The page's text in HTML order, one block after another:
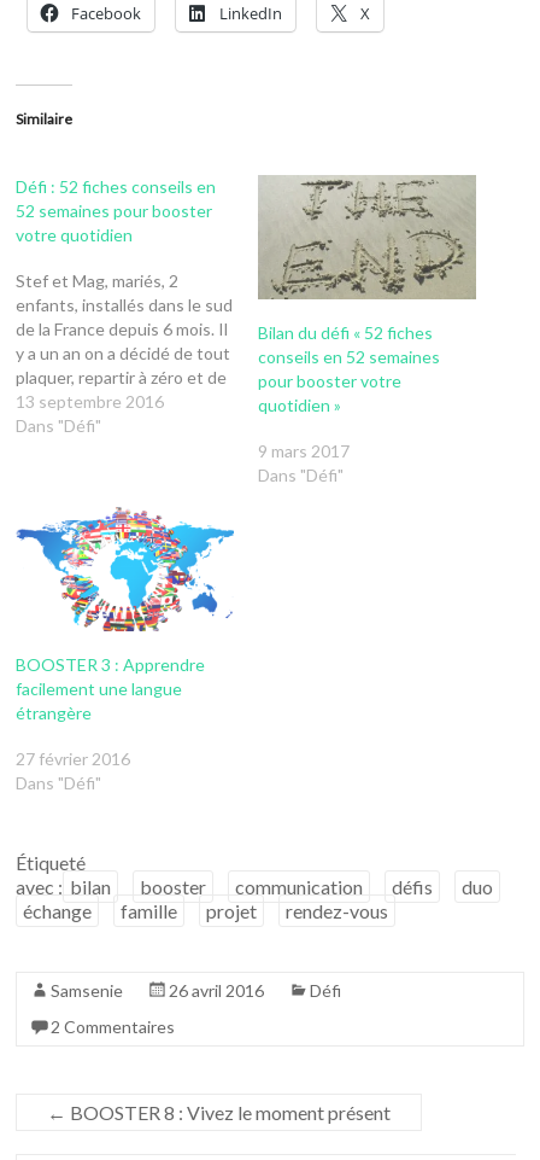
Facebook LinkedIn X
Similaire
Défi : 52 fiches conseils en
52 semaines pour booster
votre quotidien
Stef et Mag, mariés, 2
enfants, installés dans le sud
de la France depuis 6 mois. Il
y a un an on a décidé de tout
plaquer, repartir à zéro et de
nous installer à 650km de
nos racines, de nos familles
13 septembre 2016
Dans "Défi"
Bilan du défi « 52 fiches
conseils en 52 semaines
pour booster votre
quotidien »
9 mars 2017
Dans "Défi"
BOOSTER 3 : Apprendre
facilement une langue
étrangère
27 février 2016
Dans "Défi"
Étiqueté
avec : bilan booster communication défis
duo
échange
famille projet rendez-vous
Samsenie 26 avril 2016
Défi
2 Commentaires
← BOOSTER 8 : Vivez le moment présent